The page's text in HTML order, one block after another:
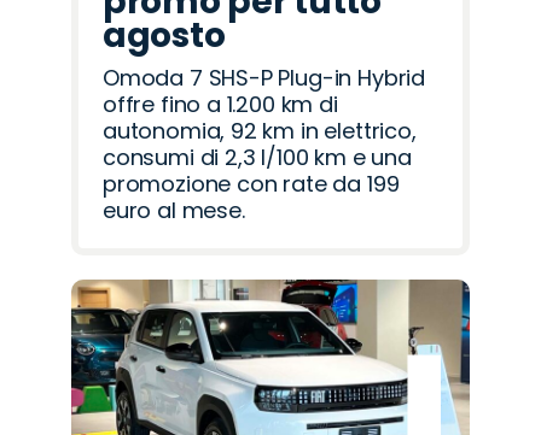
agosto
Omoda 7 SHS-P Plug-in Hybrid
offre fino a 1.200 km di
autonomia, 92 km in elettrico,
consumi di 2,3 l/100 km e una
promozione con rate da 199
euro al mese.